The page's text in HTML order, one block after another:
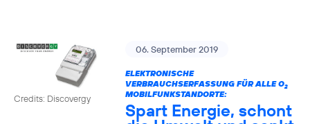
Credits: Discovergy
06. September 2019
ELEKTRONISCHE
VERBRAUCHSERFASSUNG FÜR ALLE O2
MOBILFUNKSTANDORTE:
Spart Energie, schont